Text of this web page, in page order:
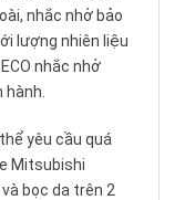
nhắc nhở bảo
lượng nhiên liệu
nhắc nhở
yêu cầu quá
Mitsubishi
bọc da trên 2